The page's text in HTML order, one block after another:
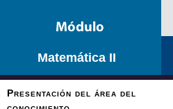
Matemática II
Presentación del área del